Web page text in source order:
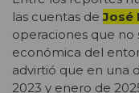
las cuentas deJosé
operaciones que no
económica del
advirtió que en una
2023 y enero de